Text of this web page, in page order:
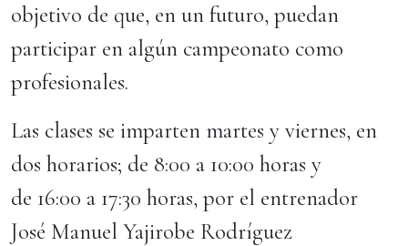
objetivo de que, en un futuro, puedan
participar en algún campeonato como
profesionales.
Las clases se imparten martes y viernes, en
dos horarios; de 8:00 a 10:00 horas y
de 16:00 a 17:30 horas, por el entrenador
José Manuel Yajirobe Rodríguez